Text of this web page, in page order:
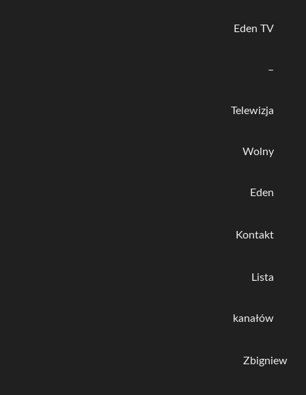
Eden TV
–
Telewizja
Wolny
Eden
Kontakt
Lista
kanałów
Zbigniew